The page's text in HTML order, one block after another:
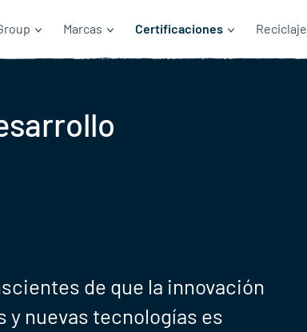
Marcas Certificaciones Reciclaje
de que la innovación
nuevas tecnologías es